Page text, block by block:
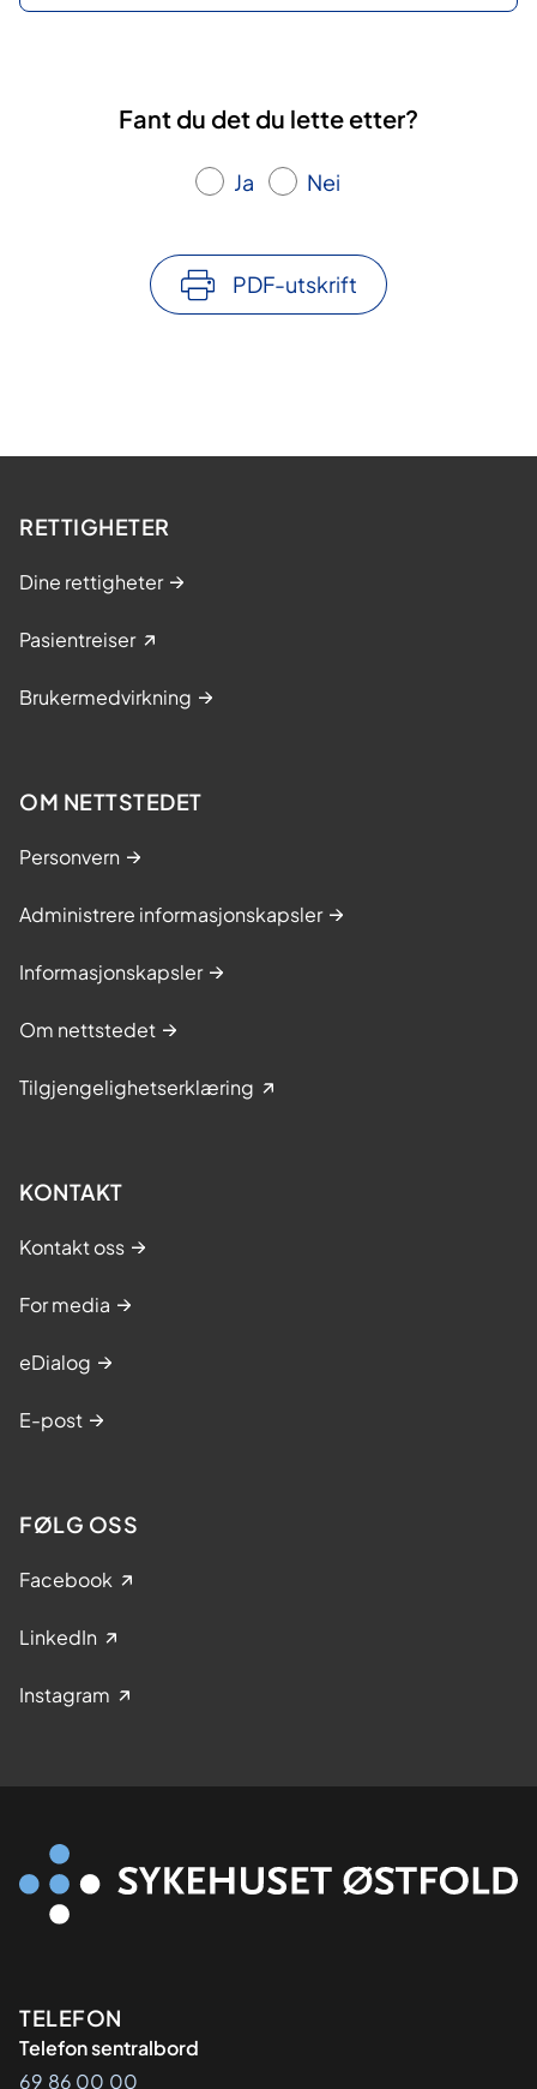
Fant du det du lette etter?
Ja Nei
PDF-utskrift
RETTIGHETER
Dine rettigheter
Pasientreiser
Brukermedvirkning
OM NETTSTEDET
Personvern
Administrere informasjonskapsler
Informasjonskapsler
Om nettstedet
Tilgjengelighetserklæring
KONTAKT
Kontakt oss
For media
eDialog
E-post
FØLG OSS
Facebook
LinkedIn
Instagram
Kontaktinformasjon
TELEFON
Telefon sentralbord
69 86 00 00